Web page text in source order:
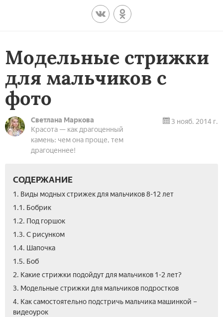
Модельные стрижки
для мальчиков с
фото
Светлана Маркова
Красота — как драгоценный
камень: чем она проще, тем
драгоценнее!
3 нояб. 2014 г.
СОДЕРЖАНИЕ
1. Виды модных стрижек для мальчиков 8-12 лет
1.1. Бобрик
1.2. Под горшок
1.3. С рисунком
1.4. Шапочка
1.5. Боб
2. Какие стрижки подойдут для мальчиков 1-2 лет?
3. Модельные стрижки для мальчиков подростков
4. Как самостоятельно подстричь мальчика машинкой –
видеоурок